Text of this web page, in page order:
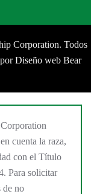
Corporation. Todos
Diseño web Bear
cuenta la raza,
con el Título
Para solicitar
de no